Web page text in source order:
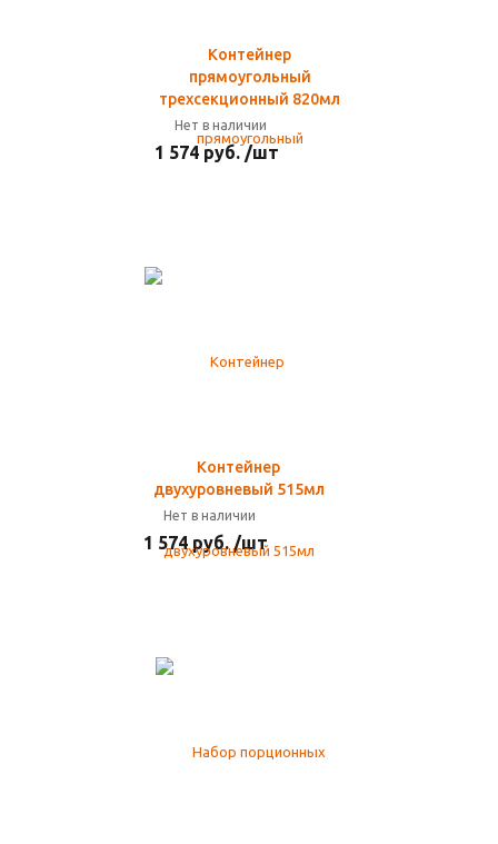
Контейнер
прямоугольный
трехсекционный 820мл
Нет в наличии
1 574 руб. /шт
Контейнер
двухуровневый 515мл
Нет в наличии
1 574 руб. /шт